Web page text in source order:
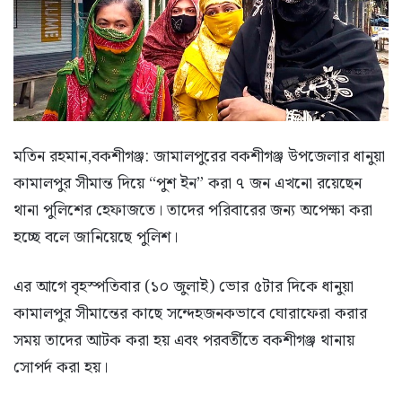
মতিন রহমান,বকশীগঞ্জ: জামালপুরের বকশীগঞ্জ উপজেলার ধানুয়া
কামালপুর সীমান্ত দিয়ে “পুশ ইন” করা ৭ জন এখনো রয়েছেন
থানা পুলিশের হেফাজতে। তাদের পরিবারের জন্য অপেক্ষা করা
হচ্ছে বলে জানিয়েছে পুলিশ।
এর আগে বৃহস্পতিবার (১০ জুলাই) ভোর ৫টার দিকে ধানুয়া
কামালপুর সীমান্তের কাছে সন্দেহজনকভাবে ঘোরাফেরা করার
সময় তাদের আটক করা হয় এবং পরবর্তীতে বকশীগঞ্জ থানায়
সোপর্দ করা হয়।